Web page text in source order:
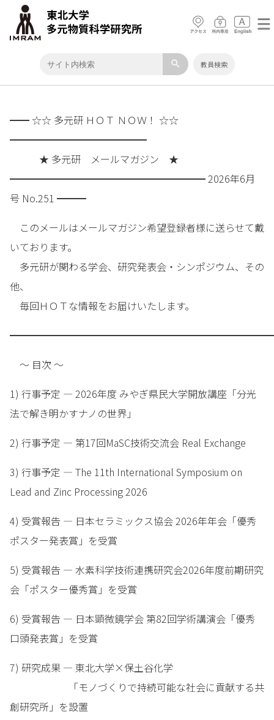
search 教員検索
━━ ☆☆ 多元研 ＨＯＴ ＮＯＷ！ ☆☆
━━━━━━━━━━━━━━
★ 多元研 メールマガジン ★
━━━━━━━━━━━━━━━━━━━━ 2026年6月
号 No.251 ━━━
このメールはメールマガジン希望登録者様に送らせて戴
いております。
多元研が関わる学会、研究発表会・シンポジウム、その
他、
毎回ＨＯＴな情報をお届けいたします。
～ 目次 ～
1) 行事予定 — 2026年度 みやぎ県民大学開放講座「分光
法で解き明かすナノの世界」
2) 行事予定 — 第17回MaSC技術交流会 Real Exchange
3) 行事予定 — The 11th International Symposium on
Lead and Zinc Processing 2026
4) 受賞報告 — 日本セラミックス協会 2026年年会「優秀
ポスター発表賞」を受賞
5) 受賞報告 — 水素科学技術連携研究会2026年度前期研究
会「ポスター優秀賞」を受賞
6) 受賞報告 — 日本顕微鏡学会 第82回学術講演会「優秀
口頭発表賞」を受賞
7) 研究成果 — 東北大学×保土谷化学
「モノづくりで持続可能な社会に貢献する共
創研究所」を設置